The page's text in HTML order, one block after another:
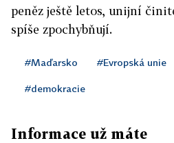
peněz ještě letos, unijní
spíše zpochybňují.
#Maďarsko #Evropská unie
#demokracie
Informace už máte